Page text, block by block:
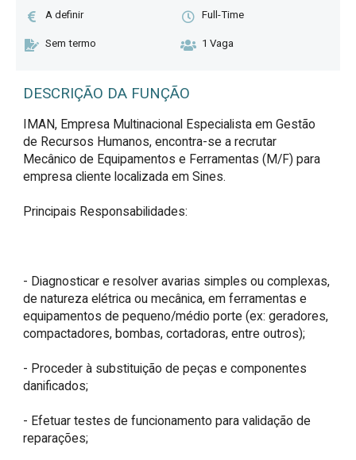
A definir Full-Time
Sem termo 1 Vaga
DESCRIÇÃO DA FUNÇÃO
IMAN, Empresa Multinacional Especialista em Gestão
de Recursos Humanos, encontra-se a recrutar
Mecânico de Equipamentos e Ferramentas (M/F) para
empresa cliente localizada em Sines.
Principais Responsabilidades:
- Diagnosticar e resolver avarias simples ou complexas,
de natureza elétrica ou mecânica, em ferramentas e
equipamentos de pequeno/médio porte (ex: geradores,
compactadores, bombas, cortadoras, entre outros);
- Proceder à substituição de peças e componentes
danificados;
- Efetuar testes de funcionamento para validação de
reparações;